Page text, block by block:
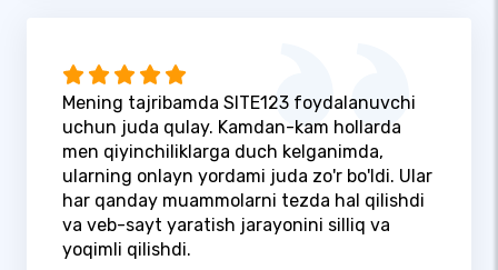
Mening tajribamda SITE123 foydalanuvchi
uchun juda qulay. Kamdan-kam hollarda
men qiyinchiliklarga duch kelganimda,
ularning onlayn yordami juda zo'r bo'ldi. Ular
har qanday muammolarni tezda hal qilishdi
va veb-sayt yaratish jarayonini silliq va
yoqimli qilishdi.